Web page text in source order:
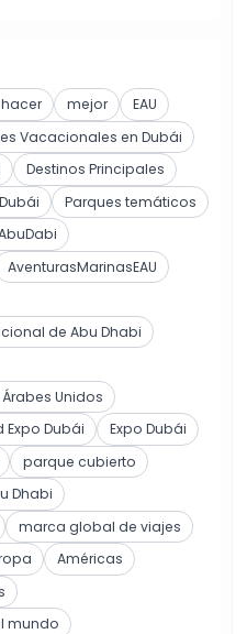
mejor
EAU
Vacacionales en Dubái
Destinos Principales
Parques temáticos
AventurasMarinasEAU
de Abu Dhabi
Unidos
Expo Dubái
Expo Dubái
parque cubierto
Dhabi
marca global de viajes
Américas
mundo